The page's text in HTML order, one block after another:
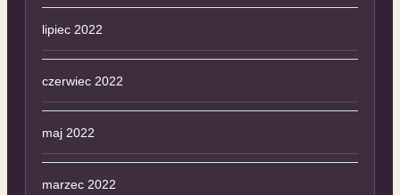
lipiec 2022
czerwiec 2022
maj 2022
marzec 2022